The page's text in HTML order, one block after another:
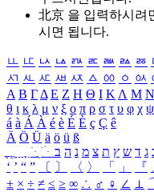
北京 을 입력하시려
시면 됩니다.
ㅥ ㅦ ㅧ ㅨ ㅩ ㅪ ㅫ ㅬ ㅭ
ㅺ ㅻ ㅼ ㅽ ㅾ ㅿ ㆀ ㆁ ㆂ
Α Β ΓΔ Ε Ζ Η Θ Ι ΚΛ Μ Ν
θ ι κ λ μ ν ξ ο π ρ σ τ υ φ χ ψ
á à Á À é è É È ç Ç ê
Ä Ö Ü ä ö ü ß
ִֶֹ ֻּ ׁׂ ג ד ש ץ ת צ מ נ ה ב
‘ ’ “ ” 〔 〕 〈 〉 「 」 『
± × ÷ ≠ ≤ ≥ ∞ ∴ ♂ ♀ ∠ ⊥